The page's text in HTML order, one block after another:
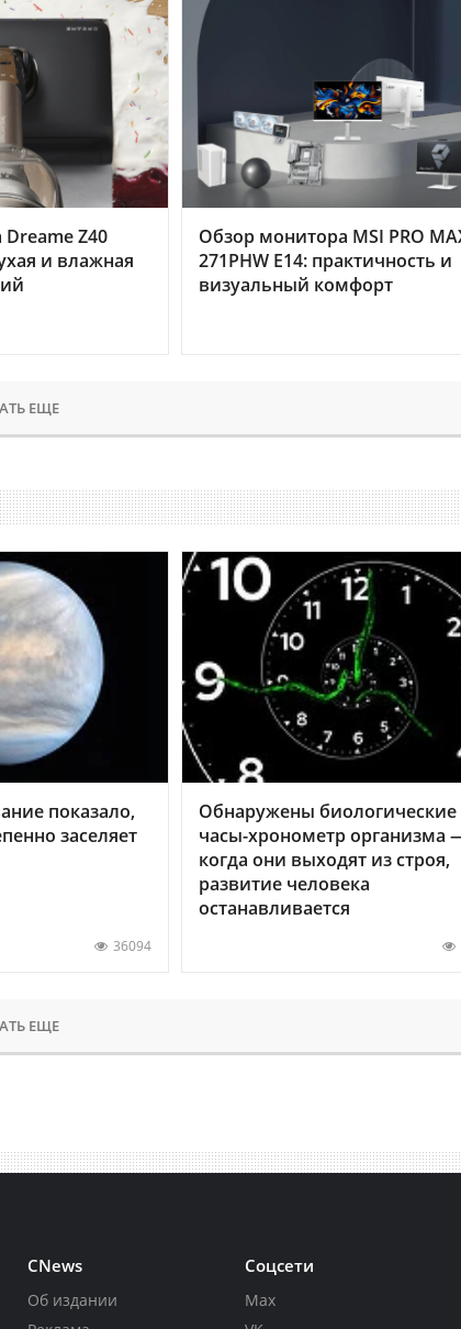
Z40
и влажная
Обзор монитора MSI PRO
271PHW E14: практичность и
визуальный комфорт
ЕЩЕ
показало,
заселяет
36094
Обнаружены биологические
часы-хронометр организма
когда они выходят из строя,
развитие человека
останавливается
ЕЩЕ
CNews
Об издании
Соцсети
Max